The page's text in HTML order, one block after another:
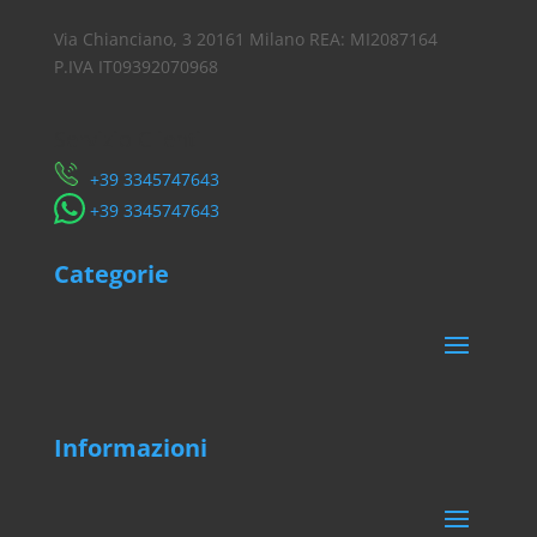
Via Chianciano, 3 20161 Milano REA: MI2087164
P.IVA IT09392070968
​+39 3345747643
​+39 3345747643
Categorie
Informazioni